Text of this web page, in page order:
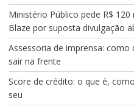
Ministério Público pede R$
Blaze por suposta divulgação
Assessoria de imprensa: como
sair na frente
Score de crédito: o que é,
seu